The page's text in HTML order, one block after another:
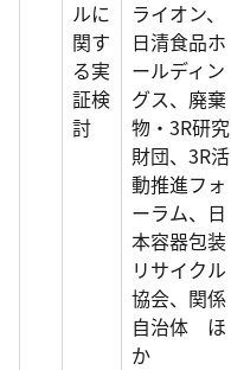
ルに
関す
る実
証検
討
ライオン、
日清食品ホ
ールディン
グス、廃棄
物・3R研究
財団、3R活
動推進フォ
ーラム、日
本容器包装
リサイクル
協会、関係
自治体 ほ
か